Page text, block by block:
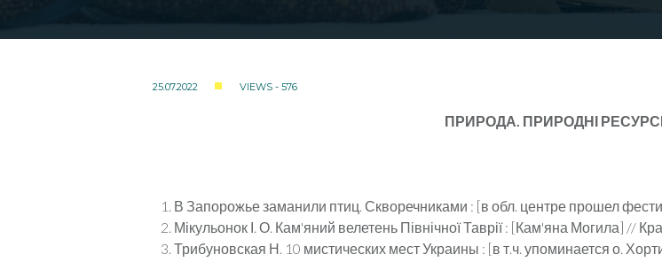
25.07.2022 VIEWS - 576
ПРИРОДА. ПРИРОДНІ
В Запорожье заманили птиц. Скворечниками : [в обл. центре прошел
Мікульонок І. О. Кам'яний велетень Північної Таврії : [Кам'яна Могила] //
Трибуновская Н. 10 мистических мест Украины : [в т.ч. упоминается о.